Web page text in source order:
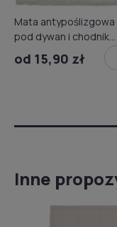
Mata antypoślizgowa
pod dywan i chodnik
od 15,90 zł
Inne